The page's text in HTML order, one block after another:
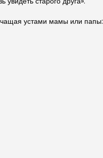
устами мамы или папы: